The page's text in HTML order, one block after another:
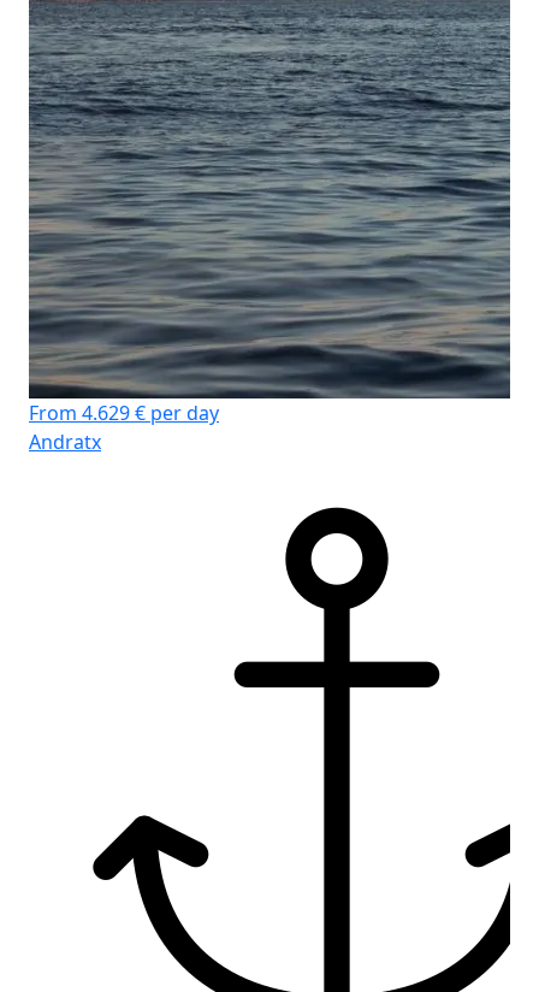
From 4.629 € per day
Andratx